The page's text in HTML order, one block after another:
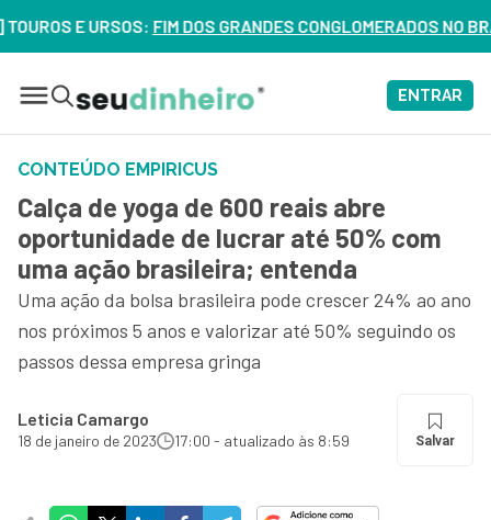
E URSOS:FIM DOS GRANDES CONGLOMERADOS NO
ENTRAR
CONTEÚDO EMPIRICUS
Calça de yoga de 600 reais abre
oportunidade de lucrar até 50% com
uma ação brasileira; entenda
Uma ação da bolsa brasileira pode crescer 24% ao ano
nos próximos 5 anos e valorizar até 50% seguindo os
passos dessa empresa gringa
Leticia Camargo
18 de janeiro de 2023 17:00 - atualizado às 8:59 Salvar